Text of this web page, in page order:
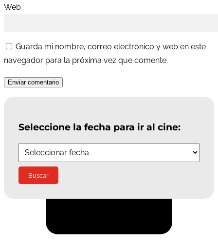
Web
Guarda mi nombre, correo electrónico y web en este
navegador para la próxima vez que comente.
Enviar comentario
Seleccione la fecha para ir al cine: